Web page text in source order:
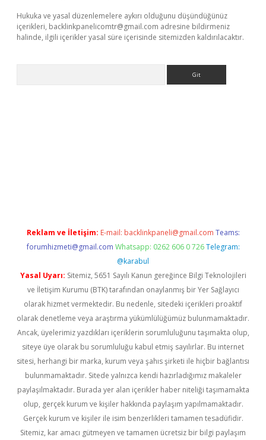
Hukuka ve yasal düzenlemelere aykırı olduğunu düşündüğünüz
içerikleri, backlinkpanelicomtr@gmail.com adresine bildirmeniz
halinde, ilgili içerikler yasal süre içerisinde sitemizden kaldırılacaktır.
Reklam ve İletişim: E-mail: backlinkpaneli@gmail.com Teams:
forumhizmeti@gmail.com Whatsapp: 0262 606 0 726 Telegram:
@karabul
Yasal Uyarı: Sitemiz, 5651 Sayılı Kanun gereğince Bilgi Teknolojileri
ve İletişim Kurumu (BTK) tarafından onaylanmış bir Yer Sağlayıcı
olarak hizmet vermektedir. Bu nedenle, sitedeki içerikleri proaktif
olarak denetleme veya araştırma yükümlülüğümüz bulunmamaktadır.
Ancak, üyelerimiz yazdıkları içeriklerin sorumluluğunu taşımakta olup,
siteye üye olarak bu sorumluluğu kabul etmiş sayılırlar. Bu internet
sitesi, herhangi bir marka, kurum veya şahıs şirketi ile hiçbir bağlantısı
bulunmamaktadır. Sitede yalnızca kendi hazırladığımız makaleler
paylaşılmaktadır. Burada yer alan içerikler haber niteliği taşımamakta
olup, gerçek kurum ve kişiler hakkında paylaşım yapılmamaktadır.
Gerçek kurum ve kişiler ile isim benzerlikleri tamamen tesadüfidir.
Sitemiz, kar amacı gütmeyen ve tamamen ücretsiz bir bilgi paylaşım